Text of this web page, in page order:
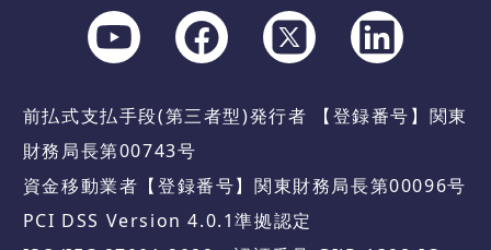
前払式支払手段(第三者型)発行者 【登録番号】関東
財務局長第00743号
資金移動業者【登録番号】関東財務局長第00096号
PCI DSS Version 4.0.1準拠認定